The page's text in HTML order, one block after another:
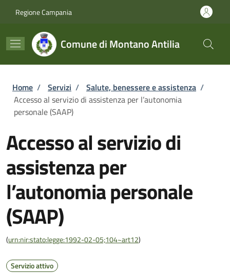
Regione Campania
Comune di Montano Antilia
Briciole di pane
Home / Servizi / Salute, benessere e assistenza /
Accesso al servizio di assistenza per l’autonomia
personale (SAAP)
Accesso al servizio di
assistenza per
l’autonomia personale
(SAAP)
(urn:nir:stato:legge:1992-02-05;104~art12)
Servizio attivo